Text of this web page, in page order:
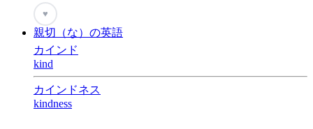
♥
親切（な）の英語
カインド
kind
カインドネス
kindness